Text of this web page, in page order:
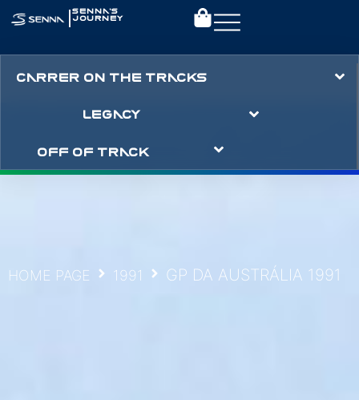
| SENNA’S
JOURNEY
CARRER ON THE TRACKS
LEGACY
OFF OF TRACK
HOME PAGE 1991 GP DA AUSTRÁLIA 1991